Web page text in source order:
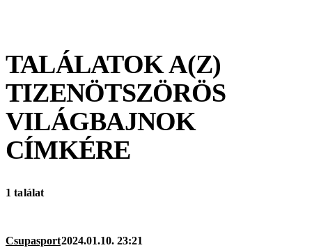
TALÁLATOK A(Z)
TIZENÖTSZÖRÖS
VILÁGBAJNOK
CÍMKÉRE
1 találat
Csupasport2024.01.10. 23:21